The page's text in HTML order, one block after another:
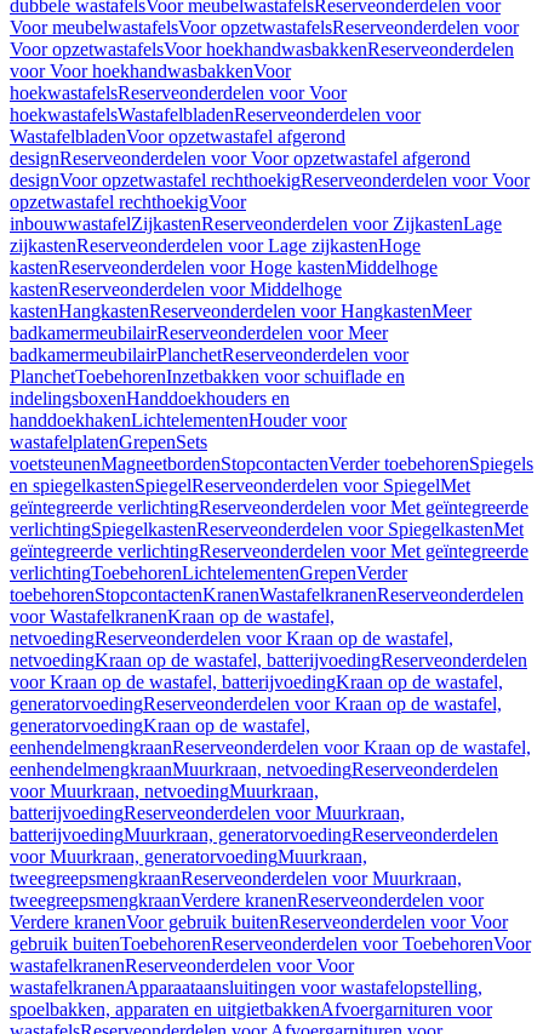
dubbele wastafelsVoor meubelwastafelsReserveonderdelen voor
Voor meubelwastafelsVoor opzetwastafelsReserveonderdelen voor
Voor opzetwastafelsVoor hoekhandwasbakkenReserveonderdelen
voor Voor hoekhandwasbakkenVoor
hoekwastafelsReserveonderdelen voor Voor
hoekwastafelsWastafelbladenReserveonderdelen voor
WastafelbladenVoor opzetwastafel afgerond
designReserveonderdelen voor Voor opzetwastafel afgerond
designVoor opzetwastafel rechthoekigReserveonderdelen voor Voor
opzetwastafel rechthoekigVoor
inbouwwastafelZijkastenReserveonderdelen voor ZijkastenLage
zijkastenReserveonderdelen voor Lage zijkastenHoge
kastenReserveonderdelen voor Hoge kastenMiddelhoge
kastenReserveonderdelen voor Middelhoge
kastenHangkastenReserveonderdelen voor HangkastenMeer
badkamermeubilairReserveonderdelen voor Meer
badkamermeubilairPlanchetReserveonderdelen voor
PlanchetToebehorenInzetbakken voor schuiflade en
indelingsboxenHanddoekhouders en
handdoekhakenLichtelementenHouder voor
wastafelplatenGrepenSets
voetsteunenMagneetbordenStopcontactenVerder toebehorenSpiegels
en spiegelkastenSpiegelReserveonderdelen voor SpiegelMet
geïntegreerde verlichtingReserveonderdelen voor Met geïntegreerde
verlichtingSpiegelkastenReserveonderdelen voor SpiegelkastenMet
geïntegreerde verlichtingReserveonderdelen voor Met geïntegreerde
verlichtingToebehorenLichtelementenGrepenVerder
toebehorenStopcontactenKranenWastafelkranenReserveonderdelen
voor WastafelkranenKraan op de wastafel,
netvoedingReserveonderdelen voor Kraan op de wastafel,
netvoedingKraan op de wastafel, batterijvoedingReserveonderdelen
voor Kraan op de wastafel, batterijvoedingKraan op de wastafel,
generatorvoedingReserveonderdelen voor Kraan op de wastafel,
generatorvoedingKraan op de wastafel,
eenhendelmengkraanReserveonderdelen voor Kraan op de wastafel,
eenhendelmengkraanMuurkraan, netvoedingReserveonderdelen
voor Muurkraan, netvoedingMuurkraan,
batterijvoedingReserveonderdelen voor Muurkraan,
batterijvoedingMuurkraan, generatorvoedingReserveonderdelen
voor Muurkraan, generatorvoedingMuurkraan,
tweegreepsmengkraanReserveonderdelen voor Muurkraan,
tweegreepsmengkraanVerdere kranenReserveonderdelen voor
Verdere kranenVoor gebruik buitenReserveonderdelen voor Voor
gebruik buitenToebehorenReserveonderdelen voor ToebehorenVoor
wastafelkranenReserveonderdelen voor Voor
wastafelkranenApparaataansluitingen voor wastafelopstelling,
spoelbakken, apparaten en uitgietbakkenAfvoergarnituren voor